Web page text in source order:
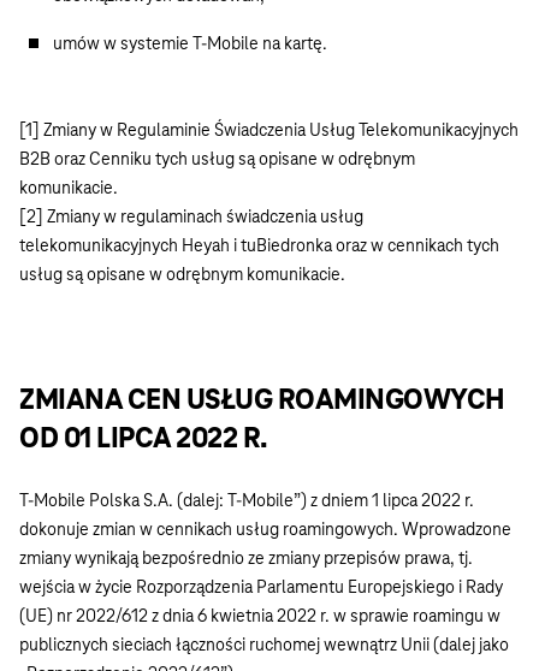
umów w systemie T-Mobile na kartę.
[1] Zmiany w Regulaminie Świadczenia Usług Telekomunikacyjnych
B2B oraz Cenniku tych usług są opisane w odrębnym
komunikacie.
[2] Zmiany w regulaminach świadczenia usług
telekomunikacyjnych Heyah i tuBiedronka oraz w cennikach tych
usług są opisane w odrębnym komunikacie.
ZMIANA CEN USŁUG ROAMINGOWYCH
OD 01 LIPCA 2022 R.
T-Mobile Polska S.A. (dalej: T-Mobile”) z dniem 1 lipca 2022 r.
dokonuje zmian w cennikach usług roamingowych. Wprowadzone
zmiany wynikają bezpośrednio ze zmiany przepisów prawa, tj.
wejścia w życie Rozporządzenia Parlamentu Europejskiego i Rady
(UE) nr 2022/612 z dnia 6 kwietnia 2022 r. w sprawie roamingu w
publicznych sieciach łączności ruchomej wewnątrz Unii (dalej jako